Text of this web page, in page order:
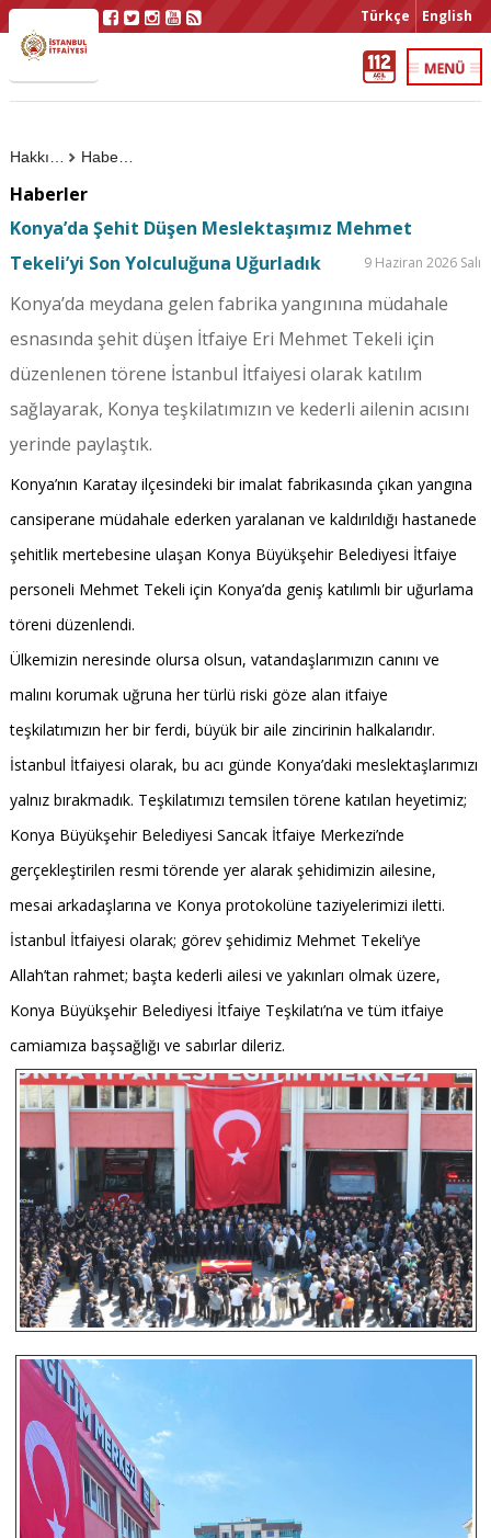
Türkçe English
Haberler
Haberler
Konya’da Şehit Düşen Meslektaşımız Mehmet
Tekeli’yi Son Yolculuğuna Uğurladık
9 Haziran 2026 Salı
Konya’da meydana gelen fabrika yangınına müdahale
esnasında şehit düşen İtfaiye Eri Mehmet Tekeli için
düzenlenen törene İstanbul İtfaiyesi olarak katılım
sağlayarak, Konya teşkilatımızın ve kederli ailenin acısını
yerinde paylaştık.
Konya’nın Karatay ilçesindeki bir imalat fabrikasında çıkan yangına
cansiperane müdahale ederken yaralanan ve kaldırıldığı hastanede
şehitlik mertebesine ulaşan Konya Büyükşehir Belediyesi İtfaiye
personeli Mehmet Tekeli için Konya’da geniş katılımlı bir uğurlama
töreni düzenlendi.
Ülkemizin neresinde olursa olsun, vatandaşlarımızın canını ve
malını korumak uğruna her türlü riski göze alan itfaiye
teşkilatımızın her bir ferdi, büyük bir aile zincirinin halkalarıdır.
İstanbul İtfaiyesi olarak, bu acı günde Konya’daki meslektaşlarımızı
yalnız bırakmadık. Teşkilatımızı temsilen törene katılan heyetimiz;
Konya Büyükşehir Belediyesi Sancak İtfaiye Merkezi’nde
gerçekleştirilen resmi törende yer alarak şehidimizin ailesine,
mesai arkadaşlarına ve Konya protokolüne taziyelerimizi iletti.
İstanbul İtfaiyesi olarak; görev şehidimiz Mehmet Tekeli’ye
Allah’tan rahmet; başta kederli ailesi ve yakınları olmak üzere,
Konya Büyükşehir Belediyesi İtfaiye Teşkilatı’na ve tüm itfaiye
camiamıza başsağlığı ve sabırlar dileriz.